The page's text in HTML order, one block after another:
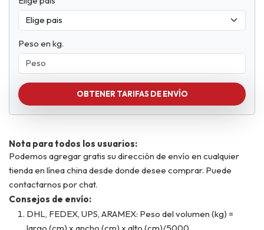
Peso en kg.
OBTENER TARIFAS DE ENVÍO
Nota para todos los usuarios:
Podemos agregar gratis su dirección de envío en cualquier
tienda en línea china desde donde desee comprar. Puede
contactarnos por chat.
Consejos de envío:
DHL, FEDEX, UPS, ARAMEX: Peso del volumen (kg) =